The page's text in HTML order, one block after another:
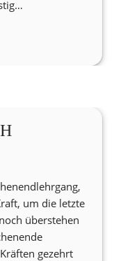
um die letzte
überstehen
gezehrt